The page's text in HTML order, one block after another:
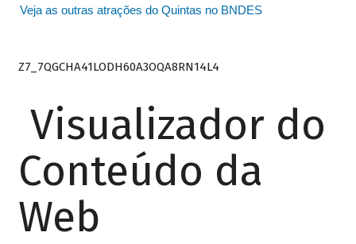
Veja as outras atrações do Quintas no BNDES
Z7_7QGCHA41LODH60A3OQA8RN14L4
Visualizador do
Conteúdo da
Web